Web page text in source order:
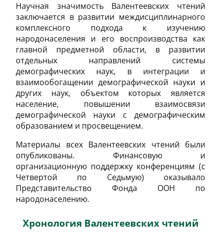
Научная значимость Валентеевских чтений
заключается в развитии междисциплинарного
комплексного подхода к изучению
народонаселения и его воспроизводства как
главной предметной области, в развитии
отдельных направлений системы
демографических наук, в интеграции и
взаимообогащении демографической науки и
других наук, объектом которых является
население, повышении взаимосвязи
демографической науки с демографическим
образованием и просвещением.
Материалы всех Валентеевских чтений были
опубликованы. Финансовую и
организационную поддержку конференциям (с
Четвертой по Седьмую) оказывало
Представительство Фонда ООН по
народонаселению.
Хронология Валентеевских чтений